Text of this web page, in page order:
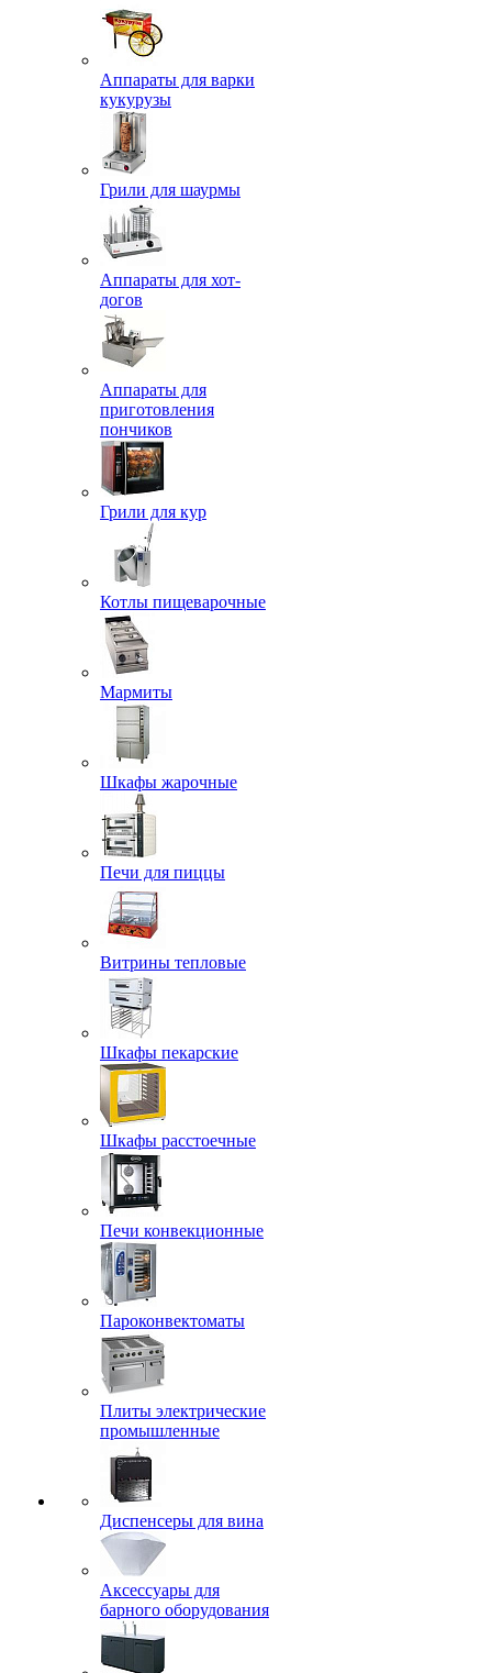
Аппараты для варки
кукурузы
Грили для шаурмы
Аппараты для хот-
догов
Аппараты для
приготовления
пончиков
Грили для кур
Котлы пищеварочные
Мармиты
Шкафы жарочные
Печи для пиццы
Витрины тепловые
Шкафы пекарские
Шкафы расстоечные
Печи конвекционные
Пароконвектоматы
Плиты электрические
промышленные
Диспенсеры для вина
Аксессуары для
барного оборудования